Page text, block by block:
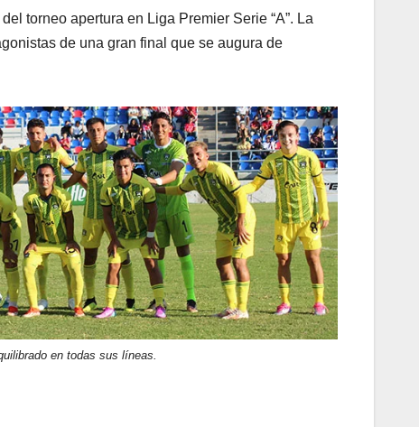
torneo apertura en Liga Premier Serie “A”. La
de una gran final que se augura de
en todas sus líneas.